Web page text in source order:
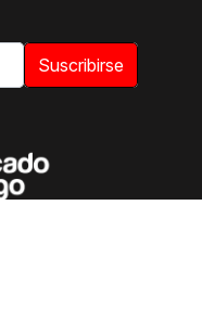
Suscribirse